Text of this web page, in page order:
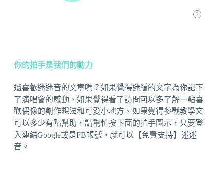
你的拍手是我們的動力
還喜歡迷迷音的文章嗎？如果覺得迷編的文字為你記下
了演唱會的感動、如果覺得看了訪問可以多了解一點喜
歡偶像的創作想法和可愛小地方、如果覺得參戰教學文
可以多少有點幫助，請幫忙按下面的拍手圖示，只要登
入連結Google或是FB帳號，就可以【免費支持】迷迷
音。